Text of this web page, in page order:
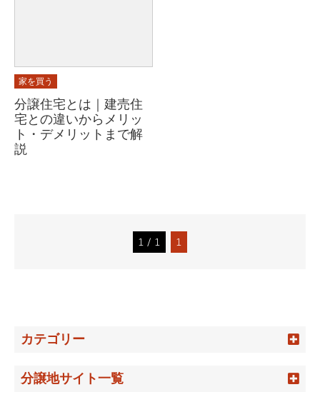
家を買う
分譲住宅とは｜建売住
宅との違いからメリッ
ト・デメリットまで解
説
1 / 1 1
カテゴリー
分譲地サイト一覧